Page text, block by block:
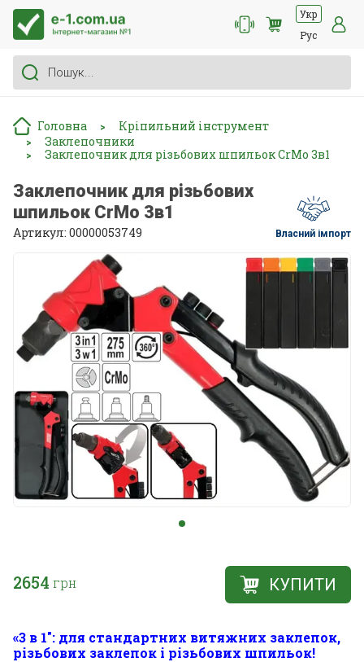
Укр
Рус
Головна > Кріпильний інструмент
> Заклепочники
> Заклепочник для різьбових шпильок CrMo 3в1
Заклепочник для різьбових
шпильок CrMo 3в1
Артикул: 00000053749 Власний імпорт
2654 грн КУПИТИ
«3 в 1": для стандартних витяжних заклепок,
різьбових заклепок і різьбових шпильок!